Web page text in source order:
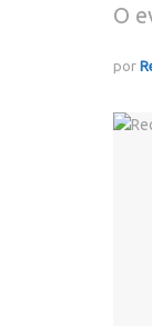
O
por